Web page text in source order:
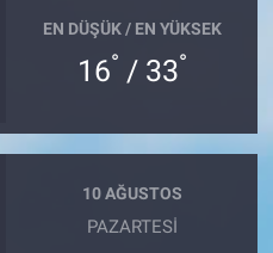
EN DÜŞÜK / EN YÜKSEK
16° / 33°
10 AĞUSTOS
PAZARTESI